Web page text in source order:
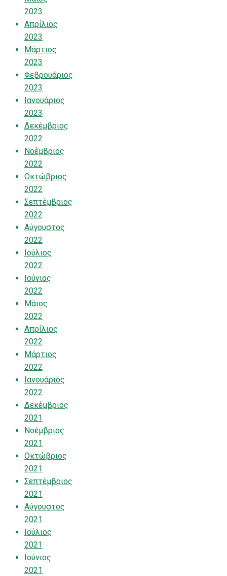
2023
Απρίλιος
2023
Μάρτιος
2023
Φεβρουάριος
2023
Ιανουάριος
2023
Δεκέμβριος
2022
Νοέμβριος
2022
Οκτώβριος
2022
Σεπτέμβριος
2022
Αύγουστος
2022
Ιούλιος
2022
Ιούνιος
2022
Μάιος
2022
Απρίλιος
2022
Μάρτιος
2022
Ιανουάριος
2022
Δεκέμβριος
2021
Νοέμβριος
2021
Οκτώβριος
2021
Σεπτέμβριος
2021
Αύγουστος
2021
Ιούλιος
2021
Ιούνιος
2021